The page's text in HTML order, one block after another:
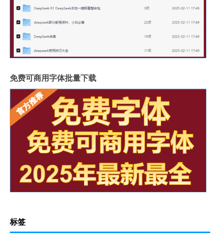
免费可商用字体批量下载
标签